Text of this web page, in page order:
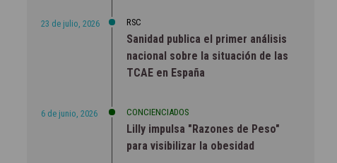
23 de julio, 2026 RSC
Sanidad publica el primer análisis
nacional sobre la situación de las
TCAE en España
6 de junio, 2026 CONCIENCIADOS
Lilly impulsa "Razones de Peso"
para visibilizar la obesidad